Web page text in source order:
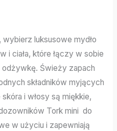
luksusowe mydło
i ciała, które łączy w sobie
Świeży zapach
składników myjących
i włosy są miękkie,
Tork mini do
w użyciu i zapewniają